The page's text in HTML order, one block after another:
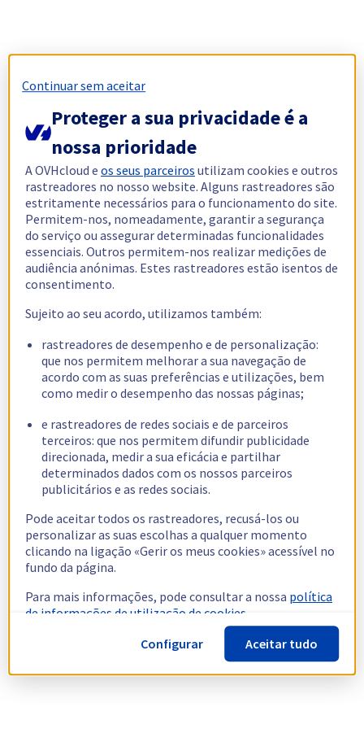
Continuar sem aceitar
Proteger a sua privacidade é a
nossa prioridade
A OVHcloud eos seus parceiros utilizam cookies e outros
rastreadores no nosso website. Alguns rastreadores são
estritamente necessários para o funcionamento do site.
Permitem-nos, nomeadamente, garantir a segurança
do serviço ou assegurar determinadas funcionalidades
essenciais. Outros permitem-nos realizar medições de
audiência anónimas. Estes rastreadores estão isentos de
consentimento.
Sujeito ao seu acordo, utilizamos também:
rastreadores de desempenho e de personalização:
que nos permitem melhorar a sua navegação de
acordo com as suas preferências e utilizações, bem
como medir o desempenho das nossas páginas;
e rastreadores de redes sociais e de parceiros
terceiros: que nos permitem difundir publicidade
direcionada, medir a sua eficácia e partilhar
determinados dados com os nossos parceiros
publicitários e as redes sociais.
Pode aceitar todos os rastreadores, recusá-los ou
personalizar as suas escolhas a qualquer momento
clicando na ligação «Gerir os meus cookies» acessível no
fundo da página.
Para mais informações, pode consultar a nossa política
de informações de utilização de cookies.
Configurar
Aceitar tudo